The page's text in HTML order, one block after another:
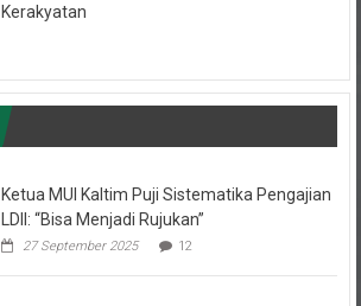
LDII: “Bisa Menjadi Rujukan”
27 September 2025 12